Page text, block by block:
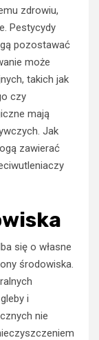
zdrowiu,
Pestycydy
pozostawać
może
takich jak
czy
mają
Jak
zawierać
się o własne
środowiska.
i
nie